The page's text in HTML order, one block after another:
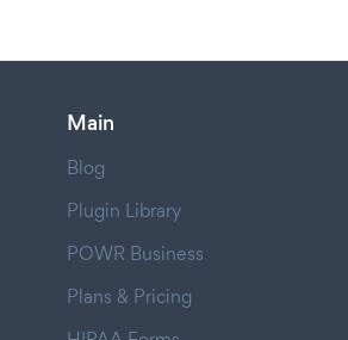
Main
Blog
Plugin Library
POWR Business
Plans & Pricing